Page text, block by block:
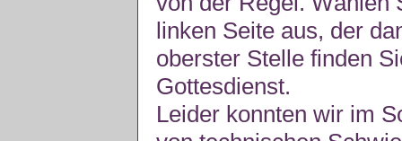
linken Seite aus, der
oberster Stelle finden
Gottesdienst.
Leider konnten wir im